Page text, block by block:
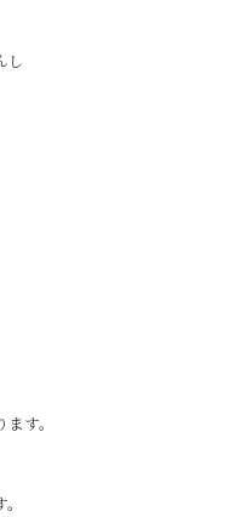
し
す。